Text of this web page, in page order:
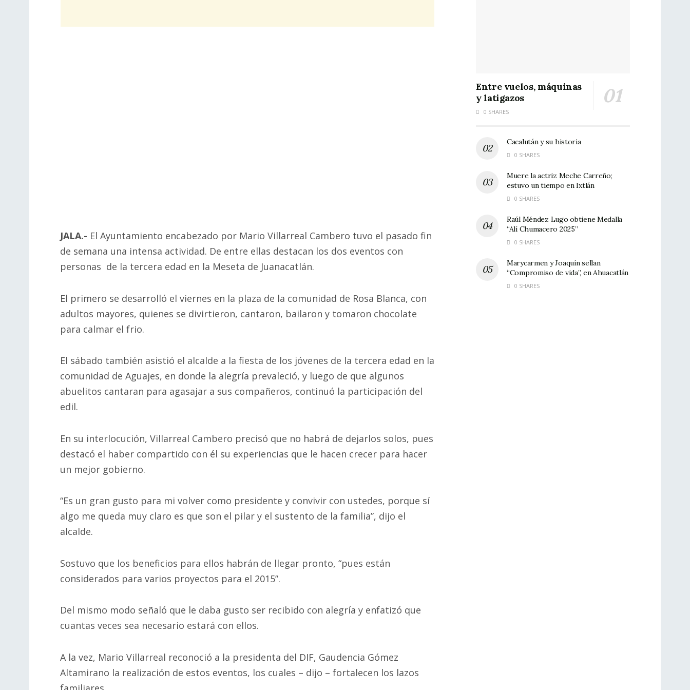
JALA.- El Ayuntamiento encabezado por Mario Villarreal Cambero tuvo el pasado fin
de semana una intensa actividad. De entre ellas destacan los dos eventos con
personas de la tercera edad en la Meseta de Juanacatlán.
El primero se desarrolló el viernes en la plaza de la comunidad de Rosa Blanca, con
adultos mayores, quienes se divirtieron, cantaron, bailaron y tomaron chocolate
para calmar el frio.
El sábado también asistió el alcalde a la fiesta de los jóvenes de la tercera edad en la
comunidad de Aguajes, en donde la alegría prevaleció, y luego de que algunos
abuelitos cantaran para agasajar a sus compañeros, continuó la participación del
edil.
En su interlocución, Villarreal Cambero precisó que no habrá de dejarlos solos, pues
destacó el haber compartido con él su experiencias que le hacen crecer para hacer
un mejor gobierno.
“Es un gran gusto para mi volver como presidente y convivir con ustedes, porque sí
algo me queda muy claro es que son el pilar y el sustento de la familia”, dijo el
alcalde.
Sostuvo que los beneficios para ellos habrán de llegar pronto, “pues están
considerados para varios proyectos para el 2015”.
Del mismo modo señaló que le daba gusto ser recibido con alegría y enfatizó que
cuantas veces sea necesario estará con ellos.
A la vez, Mario Villarreal reconoció a la presidenta del DIF, Gaudencia Gómez
Altamirano la realización de estos eventos, los cuales – dijo – fortalecen los lazos
Entre vuelos, máquinas
y latigazos
0 SHARES
Cacalután y su historia
0 SHARES
Muere la actriz Meche Carreño;
estuvo un tiempo en Ixtlán
0 SHARES
Raúl Méndez Lugo obtiene Medalla
“Alí Chumacero 2025”
0 SHARES
Marycarmen y Joaquín sellan
“Compromiso de vida”, en Ahuacatlán
0 SHARES